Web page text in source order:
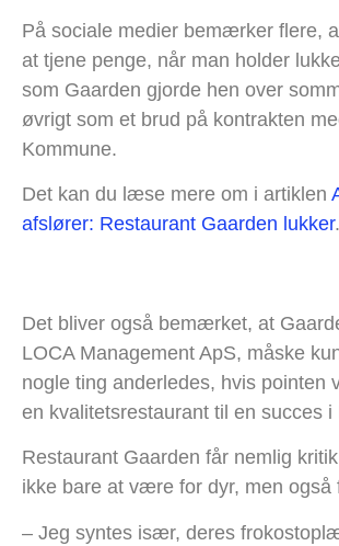
På sociale medier bemærker flere,
at tjene penge, når man holder
som Gaarden gjorde hen over
øvrigt som et brud på kontrakten
Kommune.
Det kan du læse mere om i artiklen
afslører: Restaurant Gaarden lukker.
Det bliver også bemærket, at
LOCA Management ApS, måske
nogle ting anderledes, hvis pointen
en kvalitetsrestaurant til en succes i
Restaurant Gaarden får nemlig
ikke bare at være for dyr, men også
– Jeg syntes især, deres